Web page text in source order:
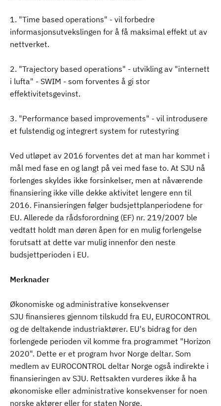
1. "Time based operations" - vil forbedre
informasjonsutvekslingen for å få maksimal effekt ut av
nettverket.
2. "Trajectory based operations" - utvikling av "internett
i lufta" - SWIM - som forventes å gi stor
effektivitetsgevinst.
3. "Performance based improvements" - vil introdusere
et fulstendig og integrert system for rutestyring
Ved utløpet av 2016 forventes det at man har kommet i
mål med fase en og langt på vei med fase to. At SJU nå
forlenges skyldes ikke forsinkelser, men at nåværende
finansiering ikke ville dekke aktivitet lengere enn til
2016. Finansieringen følger budsjettplanperiodene for
EU. Allerede da rådsforordning (EF) nr. 219/2007 ble
vedtatt holdt man døren åpen for en mulig forlengelse
forutsatt at dette var mulig innenfor den neste
budsjettperioden i EU.
Merknader
Økonomiske og administrative konsekvenser
SJU finansieres gjennom tilskudd fra EU, EUROCONTROL
og de deltakende industriaktører. EU's bidrag for den
forlengede perioden vil komme fra programmet "Horizon
2020". Dette er et program hvor Norge deltar. Som
medlem av EUROCONTROL deltar Norge også indirekte i
finansieringen av SJU. Rettsakten vurderes ikke å ha
økonomiske eller administrative konsekvenser for noen
norske aktører eller for staten Norge.